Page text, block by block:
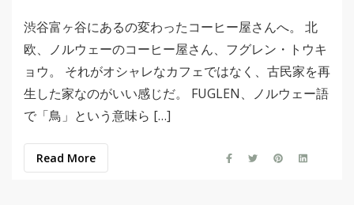
渋谷富ヶ谷にあるの変わったコーヒー屋さんへ。 北
欧、ノルウェーのコーヒー屋さん、フグレン・トウキ
ョウ。 それがオシャレなカフェではなく、古民家を再
生した家なのがいい感じだ。 FUGLEN、ノルウェー語
で「鳥」という意味ら […]
Read More